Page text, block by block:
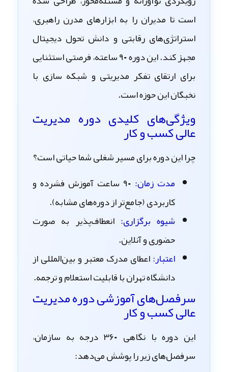
است تا مدیران را به ابزارهای مدرن راهبری،
استراتژی‌های رقابتی و دانش تحول دیجیتال
مجهز کند. این دوره ۹۰ ساعته، فرصتی استثنایی
برای ارتقای تفکر مدیریتی و شبکه سازی با
نخبگان این حوزه است.
ویژگی‌های کلیدی دوره مدیریت
عالی کسب و کار
چرا این دوره برای مسیر شغلی شما حیاتی است؟
مدت زمان:
۹۰ ساعت آموزش فشرده و
کاربردی (جامع‌تر از دوره‌های مشابه).
شیوه برگزاری:انعطاف‌پذیر به صورت
حضوری و آنلاین.
اعتبار:اعطایمدرک معتبر و بین‌المللی از
دانشگاه تهرانبا قابلیت استعلام و ترجمه.
سرفصل‌های آموزشی دوره مدیریت
عالی کسب و کار
این دوره با نگاهی ۳۶۰ درجه به سازمان،
سرفصل‌های زیر را پوشش می‌دهد: